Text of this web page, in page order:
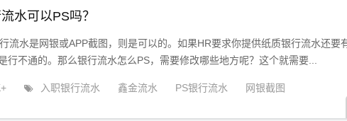
水可以PS吗？
流水是网银或APP截图，则是可以的。如果HR要求你提供纸质银行流水还要
行不通的。那么银行流水怎么PS，需要修改哪些地方呢？这个就需要...
入职银行流水 鑫金流水 PS银行流水
网银截图